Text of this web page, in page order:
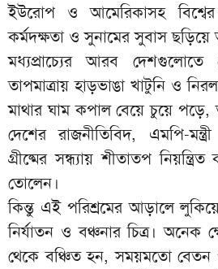
ইউরোপ ও আমেরিকাসহ বিশ্বের
কর্মদক্ষতা ও সুনামের সুবাস
মধ্যপ্রাচ্যের আরব দেশগুলোতে
তাপমাত্রায় হাড়ভাঙা খাটুনি ও
মাথার ঘাম কপাল বেয়ে চুয়ে পড়ে,
দেশের রাজনীতিবিদ, এমপি-
গ্রীষ্মের সন্ধ্যায় শীতাতপ
তোলেন।
কিন্তু এই পরিশ্রমের আড়ালে
নির্যাতন ও বঞ্চনার চিত্র। অনেক
থেকে বঞ্চিত হন, সময়মতো বেতন